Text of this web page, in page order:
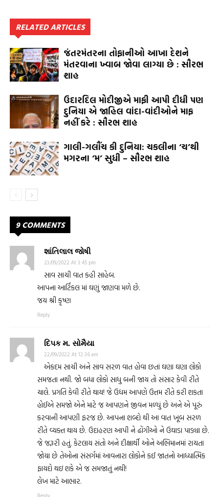
RELATED ARTICLES
જંતરમંતરના તોફાનીઓ આખા દેશને
મંતરવાના ખ્વાબ જોવા લાગ્યા છે : સૌરભ
શાહ
ઉદારદિલ મોદીજીએ માફી આપી દીધી પણ
દુનિયા એ જાહિલ વાંદા-વાંદીઓને માફ
નહીં કરે : સૌરભ શાહ
ગાલી-ગલૌંચ કી દુનિયા: ચકલીના ‘ચ’થી
મગરના ‘મ’ સુધી – સૌરભ શાહ
9 COMMENTS
શાંતિલાલ જોષી
23/09/2022 At 3:45 pm
સાવ સાચી વાત કહી સાહેબ.
આપના આર્ટિકલ માં ઘણું જાણવા મળે છે.
જય શ્રી કૃષ્ણ
Reply
દિપક મ. સોમૈયા
22/09/2022 At 12:36 am
એકદમ સાચી અને સાવ સરળ વાત હોવા છતાં ઘણા ઘણા લોકો
સમજતા નથી. જો બધા લોકો સાધુ બની જાય તો સંસાર કેવી રીતે
ચાલે. પ્રગતિ કેવી રીતે થાય! જે ઉદ્યમ આપણે ઉત્તમ રીતે કરી શકતા
હોઈએ સમજો એને માટે જ આપણને જીવન મળ્યું છે અને એ પૂરું
કરવાની આપણી ફરજ છે. આપના શબ્દો થી આ વાત ખૂબ સરળ
રીતે વ્યક્ત થાય છે. ઉદાહરણ આપી ને ઢોંગીઓ ને ઉઘાડા પાડ્યા છે.
જે જરૂરી હતું. કેટલાય સંતો અને દીક્ષાર્થી ઓને અભિમાનમાં રાચતા
જોયા છે તેઓના સંસર્ગમાં આવનારા લોકોને કઈ જાતનો આધ્યાત્મિક
ફાયદો થઇ શકે એ જ સમજાતું નથી!
લેખ માટે આભાર.